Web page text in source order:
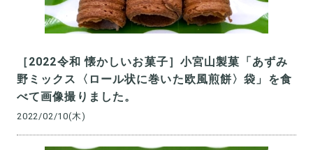
［2022令和 懐かしいお菓子］小宮山製菓「あずみ
野ミックス〈ロール状に巻いた欧風煎餅〉袋」を食
べて画像撮りました。
2022/02/10(木)